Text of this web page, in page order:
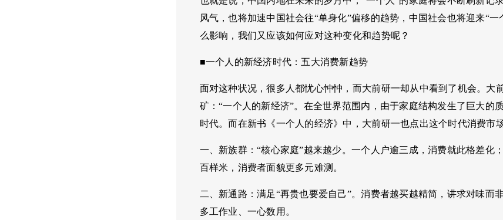
风气，也将加速中国社会往“单身化”偏移的趋势，中国社会也将迎来“
么影响，我们又应该如何应对这种变化和趋势呢？
■一个人的新经济时代：五大消费新趋势
面对这种状况，很多人都忧心忡忡，而大前研一却从中看到了机会。大
矿：“一个人的新经济”。在全世界范围内，由于家庭结构发生了巨大的
时代。而在新书《一个人的经济》中，大前研一也点出这个时代消费市
一、新族群：“核心家庭”越来越少。一个人户逾三成，消费就此格差化
百样米，消费者面貌更多元难测。
二、新通路：满足“再贵也要爱自己”。消费者越买越精简，讲求对味而
多工作业、一心数用。